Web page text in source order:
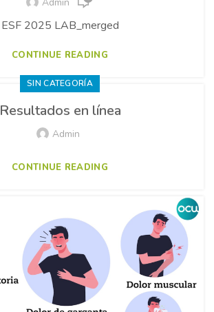
ESF 2025 LAB_merged
CONTINUE READING
SIN CATEGORÍA
Resultados en línea
Admin
CONTINUE READING